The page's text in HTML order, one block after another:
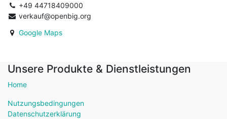
+49 44718409000
verkauf@openbig.org
Google Maps
Unsere Produkte & Dienstleistungen
Home
Nutzungsbedingungen
Datenschutzerklärung